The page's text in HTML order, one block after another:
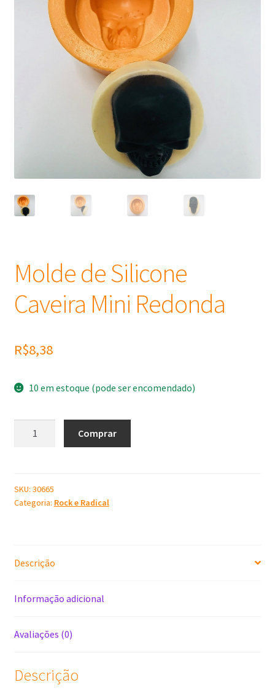
Corante, Pigmento e Óxido
Óleos
Molde de Silicone
Caveira Mini Redonda
R$8,38
10 em estoque (pode ser encomendado)
Mini
Redonda
Comprar
SKU: 30665
Categoria: Rock e Radical
Descrição
Informação adicional
Avaliações (0)
Descrição